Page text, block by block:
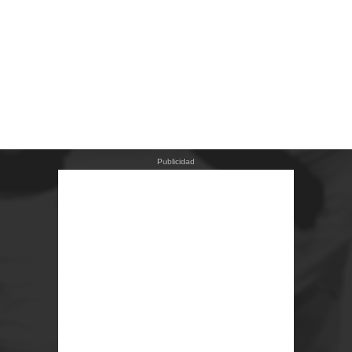
Publicidad